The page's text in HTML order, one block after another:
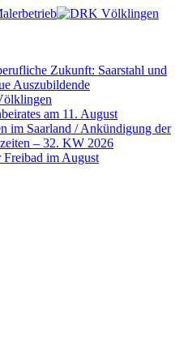
Zukunft: Saarstahl und
Auszubildende
am 11. August
im Saarland / Ankündigung der
– 32. KW 2026
im August